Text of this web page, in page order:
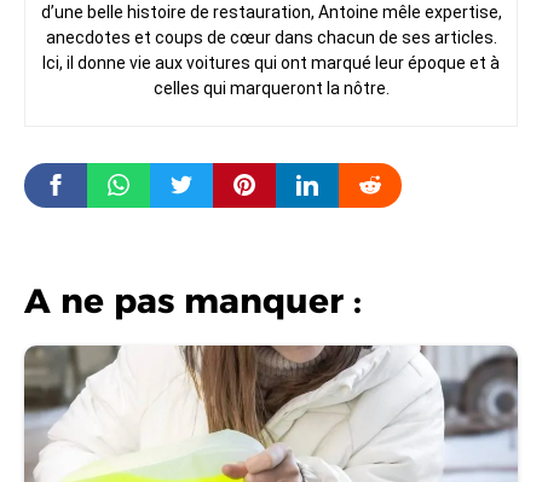
d’une belle histoire de restauration, Antoine mêle expertise,
anecdotes et coups de cœur dans chacun de ses articles.
Ici, il donne vie aux voitures qui ont marqué leur époque et à
celles qui marqueront la nôtre.
A ne pas manquer :